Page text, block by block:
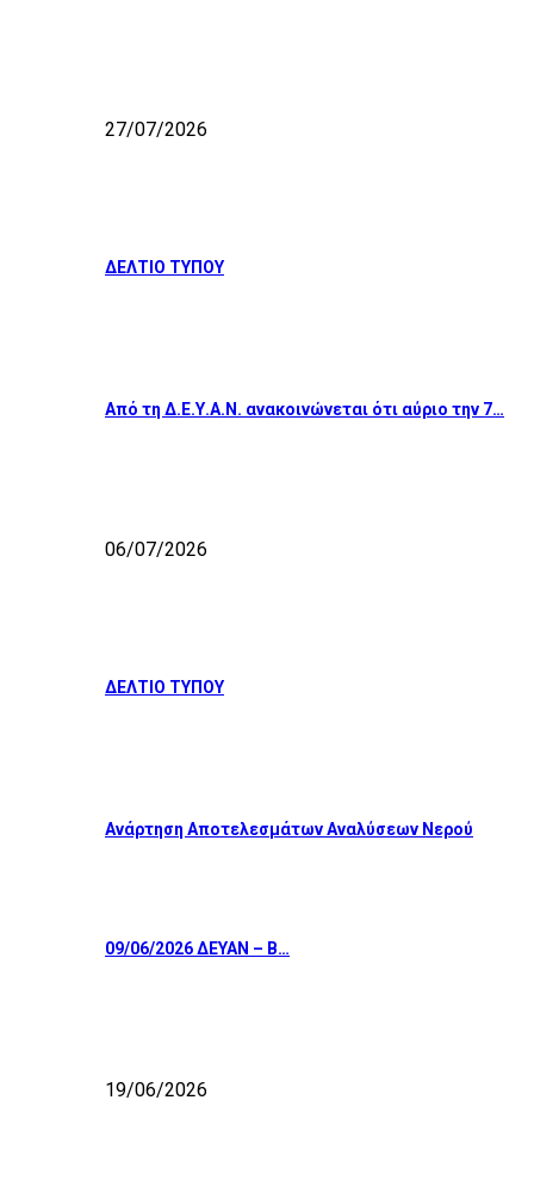
27/07/2026
ΔΕΛΤΙΟ ΤΥΠΟΥ
Από τη Δ.Ε.Υ.Α.Ν. ανακοινώνεται ότι αύριο την 7…
06/07/2026
ΔΕΛΤΙΟ ΤΥΠΟΥ
Ανάρτηση Αποτελεσμάτων Αναλύσεων Νερού
09/06/2026 ΔΕΥΑΝ – Β…
19/06/2026